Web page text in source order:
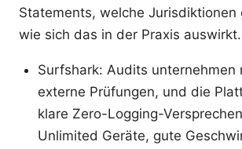
Statements, welche Jurisdiktionen
wie sich das in der Praxis auswirkt.
Surfshark: Audits unternehmen
externe Prüfungen, und die
klare Zero-Logging-
Unlimited Geräte, gute